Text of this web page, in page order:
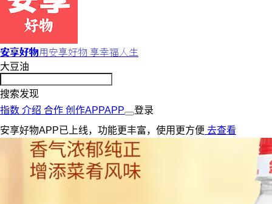
安享好物用安享好物 享幸福人生
大豆油
搜索发现
指数 介绍 合作 创作APPAPP
登录
安享好物APP已上线，功能更丰富，使用更方便 去查看